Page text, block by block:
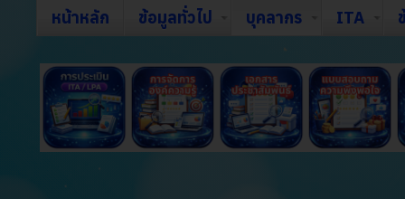
หน้าหลัก ข้อมูลทั่วไป บุคลากร ITA